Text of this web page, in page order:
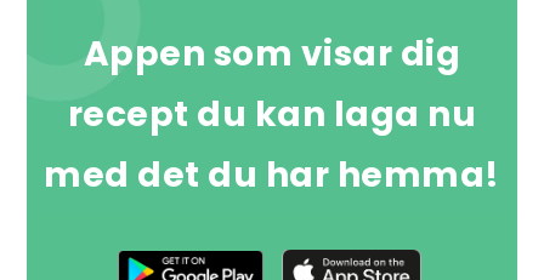
Appen som visar dig
recept du kan laga nu
med det du har hemma!